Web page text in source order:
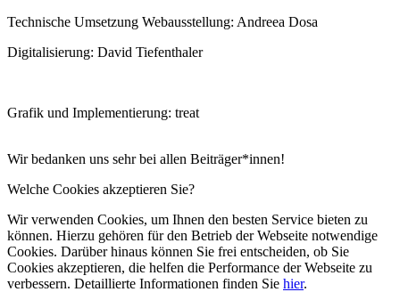
Technische Umsetzung Webausstellung: Andreea Dosa
Digitalisierung: David Tiefenthaler
Grafik und Implementierung: treat
Wir bedanken uns sehr bei allen Beiträger*innen!
Welche Cookies akzeptieren Sie?
Wir verwenden Cookies, um Ihnen den besten Service bieten zu
können. Hierzu gehören für den Betrieb der Webseite notwendige
Cookies. Darüber hinaus können Sie frei entscheiden, ob Sie
Cookies akzeptieren, die helfen die Performance der Webseite zu
verbessern. Detaillierte Informationen finden Sie hier.